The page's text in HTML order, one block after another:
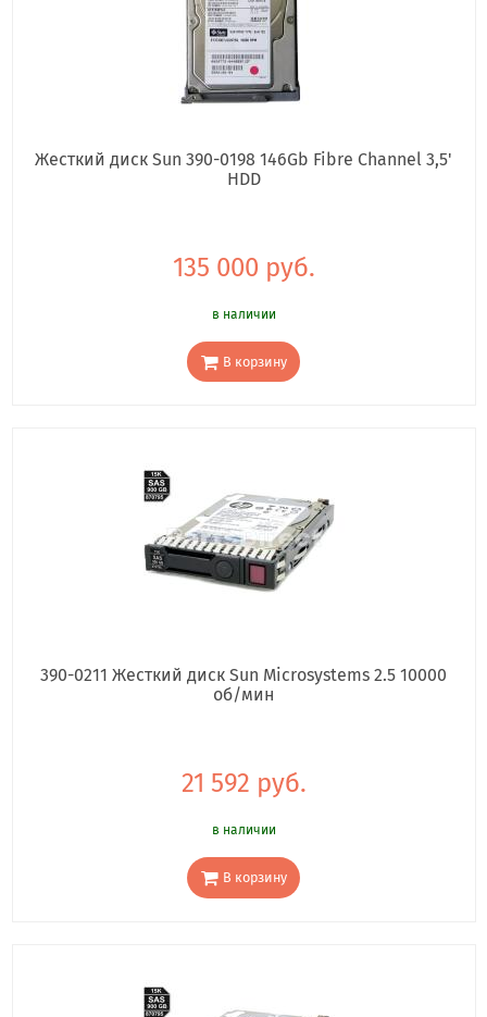
Жесткий диск Sun 390-0198 146Gb Fibre Channel 3,5'
HDD
135 000 руб.
в наличии
В корзину
390-0211 Жесткий диск Sun Microsystems 2.5 10000
об/мин
21 592 руб.
в наличии
В корзину